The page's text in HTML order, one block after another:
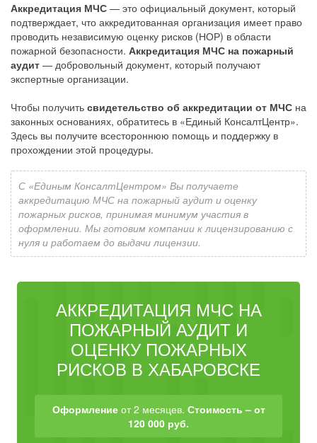
Аккредитация МЧС — это официальный документ, который
подтверждает, что аккредитованная организация имеет право
проводить независимую оценку рисков (НОР) в области
пожарной безопасности. Аккредитация МЧС на пожарный
аудит — добровольный документ, который получают
экспертные организации.
Чтобы получить свидетельство об аккредитации от МЧС на
законных основаниях, обратитесь в «Единый КонсалтЦентр».
Здесь вы получите всестороннюю помощь и поддержку в
прохождении этой процедуры.
С «Единым КонсалтЦентром» Вы получаете
аккредитацию МЧС на пожарный аудит и оценку
пожарных рисков, принимая минимум участия в
оформлении. Мы готовим компании к лицензированию с
нуля и работаем до выдачи лицензии.
АККРЕДИТАЦИЯ МЧС НА
ПОЖАРНЫЙ АУДИТ И
ОЦЕНКУ ПОЖАРНЫХ
РИСКОВ В ХАБАРОВСКЕ
Оформлениеот 2 месяцев. Стоимость – от
120 000 руб.